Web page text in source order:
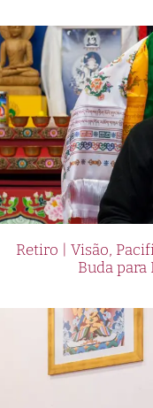
Retiro | Visão,
Buda para